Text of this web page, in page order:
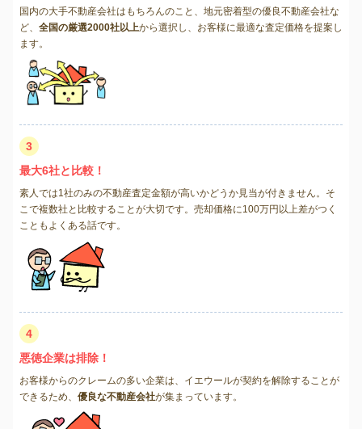
国内の大手不動産会社はもちろんのこと、地元密着型の優良不動産会社な
ど、 全国の厳選2000社以上から選択し、お客様に最適な査定価格を提案し
ます。
3
最大6社と比較！
素人では1社のみの不動産査定金額が高いかどうか見当が付きません。そ
こで複数社と比較することが大切です。売却価格に100万円以上差がつく
こともよくある話です。
4
悪徳企業は排除！
お客様からのクレームの多い企業は、イエウールが契約を解除することが
できるため、 優良な不動産会社が集まっています。